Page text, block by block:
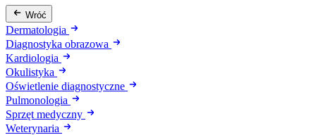
Wróć
Dermatologia
Diagnostyka obrazowa
Kardiologia
Okulistyka
Oświetlenie diagnostyczne
Pulmonologia
Sprzęt medyczny
Weterynaria